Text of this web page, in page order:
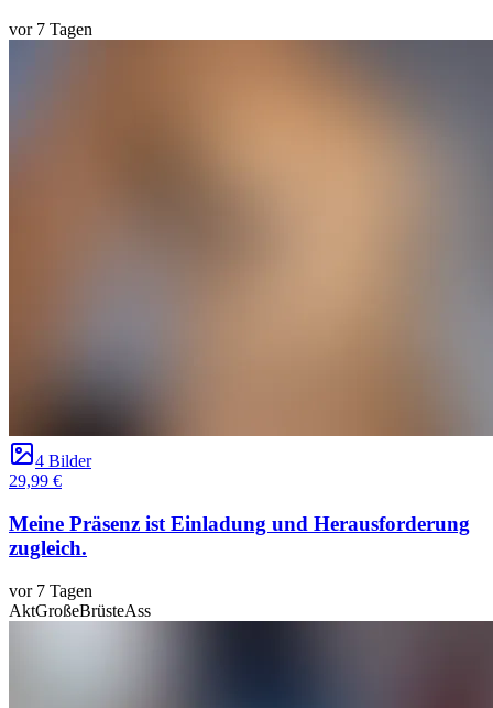
vor 7 Tagen
4 Bilder
29,99 €
Meine Präsenz ist Einladung und Herausforderung
zugleich.
vor 7 Tagen
AktGroßeBrüsteAss